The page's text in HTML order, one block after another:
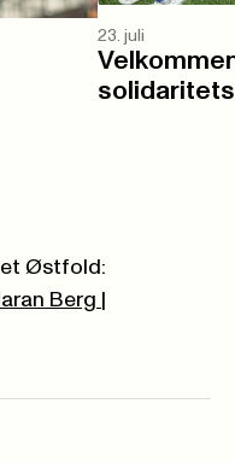
23. juli
Østfold:
Berg